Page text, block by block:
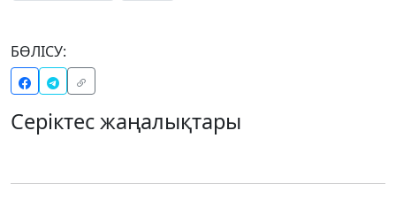
БӨЛІСУ:
Серіктес жаңалықтары